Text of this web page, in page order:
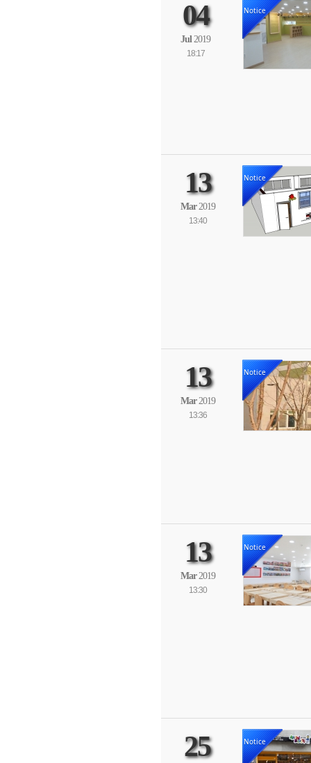
04
Jul 2019
18:17
Notice
13
Mar 2019
13:40
Notice
13
Mar 2019
13:36
Notice
13
Mar 2019
13:30
Notice
25 Notice